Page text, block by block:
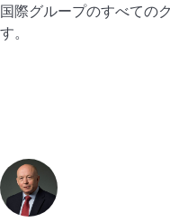
国際グループのすべての
す。